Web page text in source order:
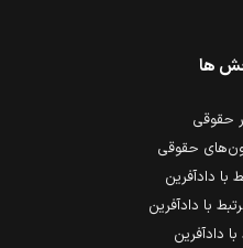
ها
حقوقی
حقوقی
با دادآفرین
با دادآفرین
دادآفرین